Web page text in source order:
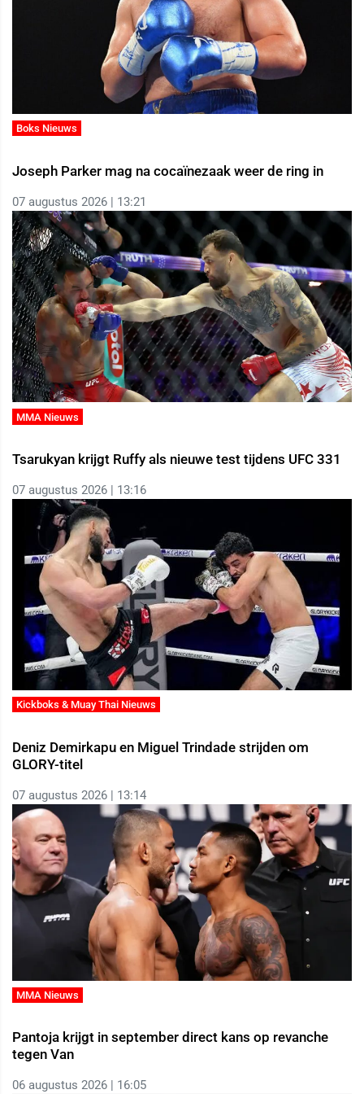
Boks Nieuws
Joseph Parker mag na cocaïnezaak weer de ring in
07 augustus 2026 | 13:21
MMA Nieuws
Tsarukyan krijgt Ruffy als nieuwe test tijdens UFC 331
07 augustus 2026 | 13:16
Kickboks & Muay Thai Nieuws
Deniz Demirkapu en Miguel Trindade strijden om
GLORY-titel
07 augustus 2026 | 13:14
MMA Nieuws
Pantoja krijgt in september direct kans op revanche
tegen Van
06 augustus 2026 | 16:05